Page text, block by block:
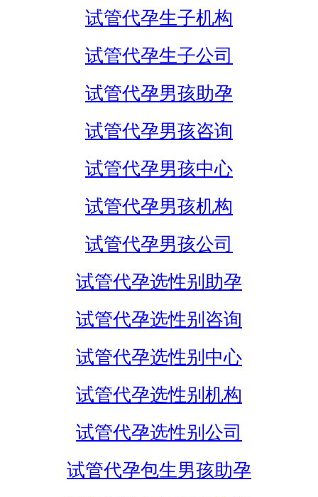
试管代孕生子机构
试管代孕生子公司
试管代孕男孩助孕
试管代孕男孩咨询
试管代孕男孩中心
试管代孕男孩机构
试管代孕男孩公司
试管代孕选性别助孕
试管代孕选性别咨询
试管代孕选性别中心
试管代孕选性别机构
试管代孕选性别公司
试管代孕包生男孩助孕